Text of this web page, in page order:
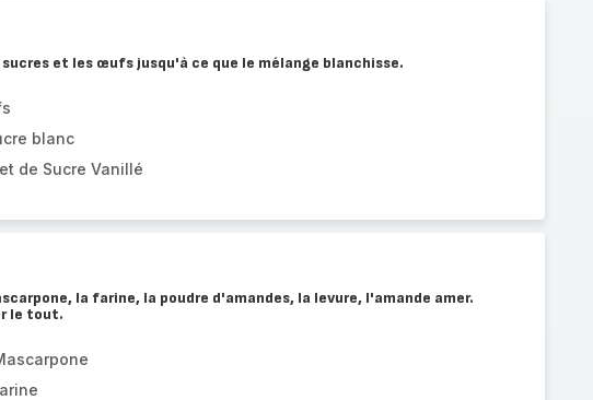
sucres et les œufs jusqu'à ce que le mélange blanchisse.
blanc
de Sucre Vanillé
la farine, la poudre d'amandes, la levure, l'amande amer.
le tout.